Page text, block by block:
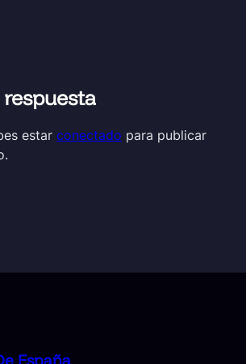
estar conectado para publicar
España